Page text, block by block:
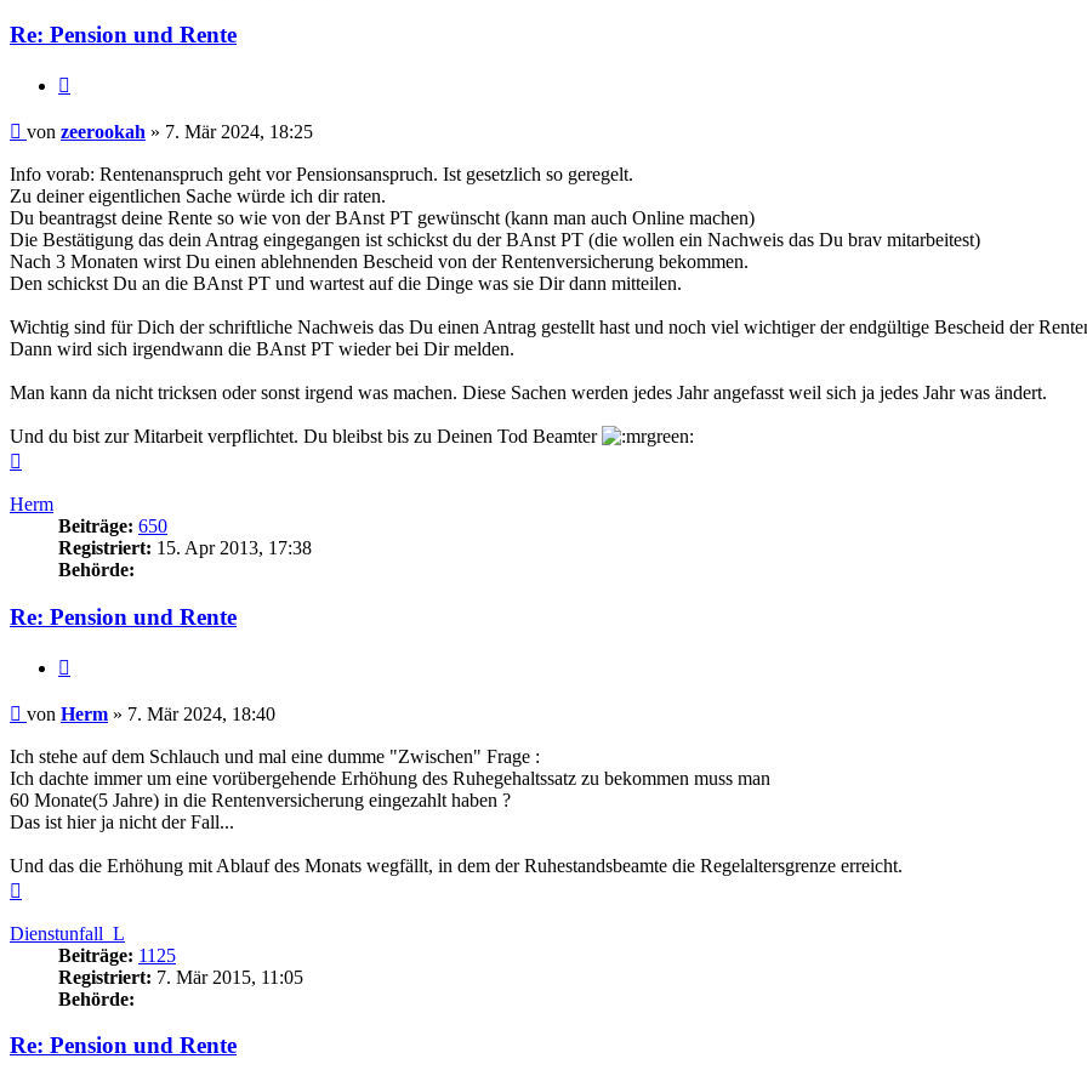
Re: Pension und Rente
Beitrag
von zeerookah » 7. Mär 2024, 18:25
Info vorab: Rentenanspruch geht vor Pensionsanspruch. Ist gesetzlich so geregelt.
Zu deiner eigentlichen Sache würde ich dir raten.
Du beantragst deine Rente so wie von der BAnst PT gewünscht (kann man auch Online machen)
Die Bestätigung das dein Antrag eingegangen ist schickst du der BAnst PT (die wollen ein Nachweis das Du brav mitarbeitest)
Nach 3 Monaten wirst Du einen ablehnenden Bescheid von der Rentenversicherung bekommen.
Den schickst Du an die BAnst PT und wartest auf die Dinge was sie Dir dann mitteilen.
Wichtig sind für Dich der schriftliche Nachweis das Du einen Antrag gestellt hast und noch viel wichtiger der endgültige Bescheid der
Dann wird sich irgendwann die BAnst PT wieder bei Dir melden.
Man kann da nicht tricksen oder sonst irgend was machen. Diese Sachen werden jedes Jahr angefasst weil sich ja jedes Jahr was ändert.
Und du bist zur Mitarbeit verpflichtet. Du bleibst bis zu Deinen Tod Beamter
Herm
Beiträge: 650
Registriert: 15. Apr 2013, 17:38
Behörde:
Re: Pension und Rente
Beitrag
von Herm » 7. Mär 2024, 18:40
Ich stehe auf dem Schlauch und mal eine dumme "Zwischen" Frage :
Ich dachte immer um eine vorübergehende Erhöhung des Ruhegehaltssatz zu bekommen muss man
60 Monate(5 Jahre) in die Rentenversicherung eingezahlt haben ?
Das ist hier ja nicht der Fall...
Und das die Erhöhung mit Ablauf des Monats wegfällt, in dem der Ruhestandsbeamte die Regelaltersgrenze erreicht.
Dienstunfall_L
Beiträge: 1125
Registriert: 7. Mär 2015, 11:05
Behörde:
Re: Pension und Rente